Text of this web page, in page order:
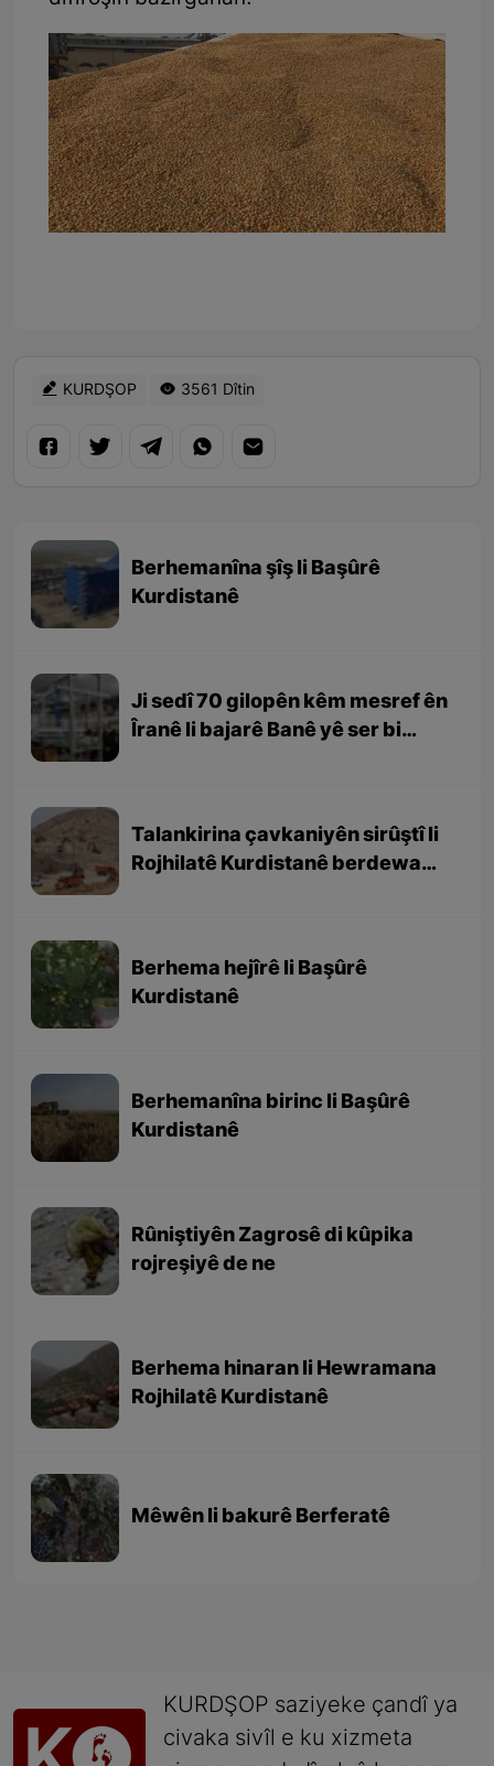
KURDŞOP 3561 Dîtin
Berhemanîna şîş li Başûrê
Kurdistanê
Ji sedî 70 gilopên kêm mesref ên
Îranê li bajarê Banê yê ser bi
Talankirina çavkaniyên sirûştî li
Rojhilatê Kurdistanê berdewam
Berhema hejîrê li Başûrê
Kurdistanê
Berhemanîna birinc li Başûrê
Kurdistanê
Rûniştiyên Zagrosê di kûpika
rojreşiyê de ne
Berhema hinaran li Hewramana
Rojhilatê Kurdistanê
Mêwên li bakurê Berferatê
KURDŞOP saziyeke çandî ya
civaka sivîl e ku xizmeta